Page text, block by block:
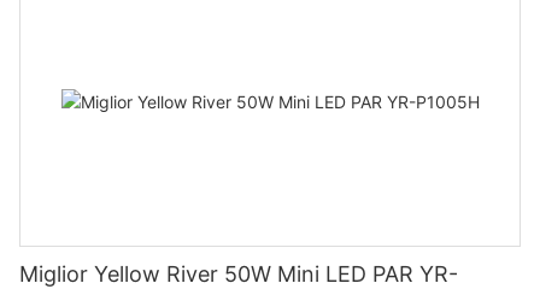
Miglior Yellow River 50W Mini LED PAR YR-